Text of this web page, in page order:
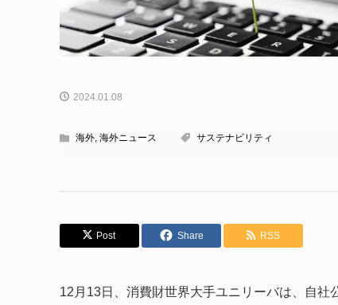
2024.01.08
海外, 海外ニュース サステナビリティ
Post Share RSS
12月13日、消費財世界大手ユニリーバは、自